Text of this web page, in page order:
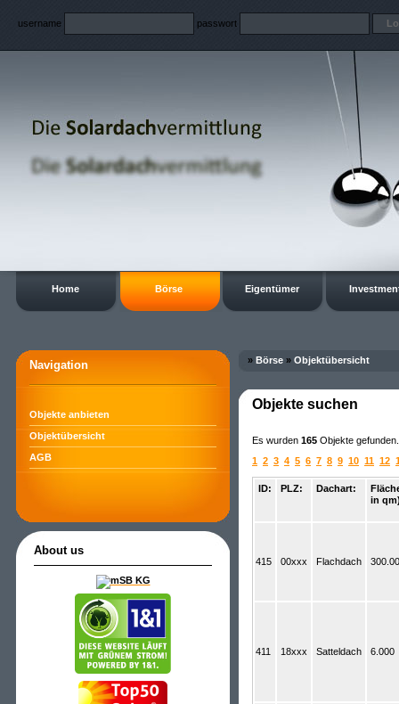
username passwort
Home Börse Eigentümer
Navigation
Objekte anbieten
Objektübersicht
AGB
About us
» Börse » Objektübersicht
Objekte suchen
Es wurden 165 Objekte
1 2 3 4 5 6 7 8 9 10 11 12
ID: PLZ: Dachart:
in
415 00xxx Flachdach
411 18xxx Satteldach 6.000